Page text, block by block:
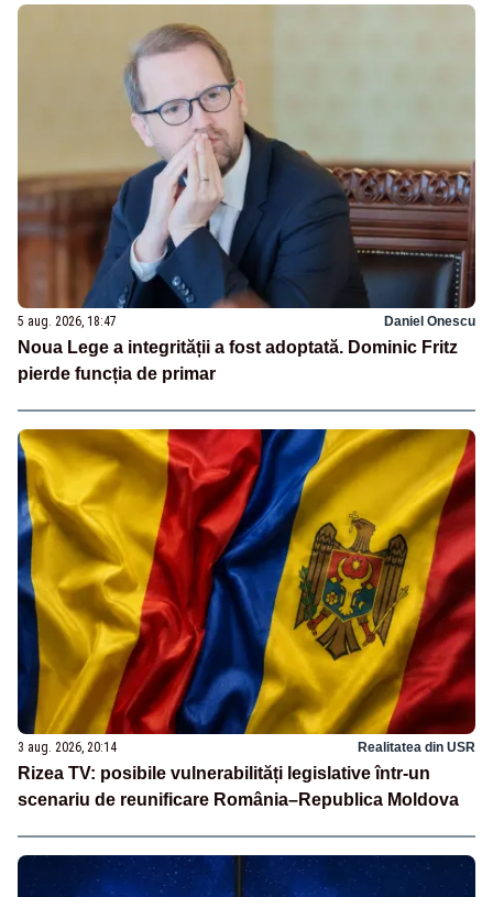
5 aug. 2026, 18:47 Daniel Onescu
Noua Lege a integrității a fost adoptată. Dominic Fritz
pierde funcția de primar
3 aug. 2026, 20:14 Realitatea din USR
Rizea TV: posibile vulnerabilități legislative într-un
scenariu de reunificare România–Republica Moldova